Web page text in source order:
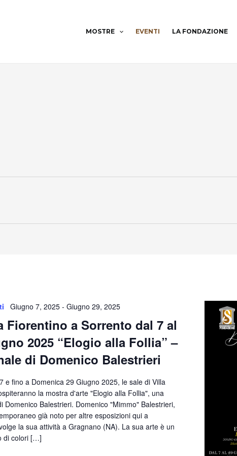
MOSTRE EVENTI LA FONDAZIONE
Fiorentino a Sorrento dal 7 al
2025 “Elogio alla Follia” –
di Domenico Balestrieri
Giugno 7, 2025- Giugno 29, 2025
e fino a Domenica 29 Giugno 2025, le sale di Villa
la mostra d'arte "Elogio alla Follia", una
Domenico Balestrieri. Domenico "Mimmo" Balestrieri,
già noto per altre esposizioni qui a
la sua attività a Gragnano (NA). La sua arte è un
di colori […]